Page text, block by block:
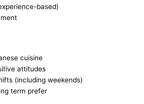
based)
cuisine
attitudes
(including weekends)
term prefer